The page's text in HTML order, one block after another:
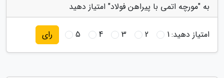
به "مورچه اتمی با پیراهن فولاد" امتیاز دهید
امتیاز دهید:1
2
3
4
5 رای